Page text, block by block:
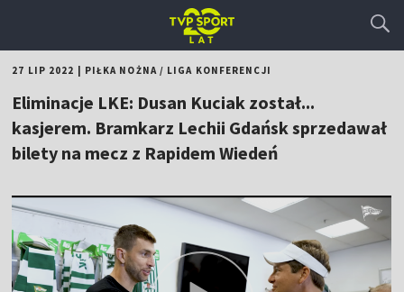
27 LIP 2022 PIŁKA NOŻNA/ LIGA KONFERENCJI
Eliminacje LKE: Dusan Kuciak został...
kasjerem. Bramkarz Lechii Gdańsk sprzedawał
bilety na mecz z Rapidem Wiedeń